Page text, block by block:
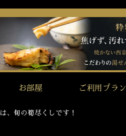
お部屋 ご利用プラン
、旬の筍尽くしです！